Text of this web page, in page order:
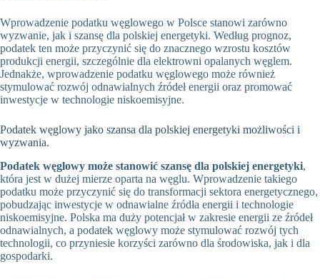
Wprowadzenie podatku węglowego w Polsce stanowi zarówno
wyzwanie, jak i szansę dla polskiej energetyki. Według prognoz,
podatek ten może przyczynić się do znacznego wzrostu kosztów
produkcji energii, szczególnie dla elektrowni opalanych węglem.
Jednakże, wprowadzenie podatku węglowego może również
stymulować rozwój odnawialnych źródeł energii oraz promować
inwestycje w technologie niskoemisyjne.
Podatek węglowy jako szansa dla polskiej energetyki możliwości i
wyzwania.
Podatek węglowy może stanowić szansę dla polskiej energetyki,
która jest w dużej mierze oparta na węglu. Wprowadzenie takiego
podatku może przyczynić się do transformacji sektora energetycznego,
pobudzając inwestycje w odnawialne źródła energii i technologie
niskoemisyjne. Polska ma duży potencjał w zakresie energii ze źródeł
odnawialnych, a podatek węglowy może stymulować rozwój tych
technologii, co przyniesie korzyści zarówno dla środowiska, jak i dla
gospodarki.